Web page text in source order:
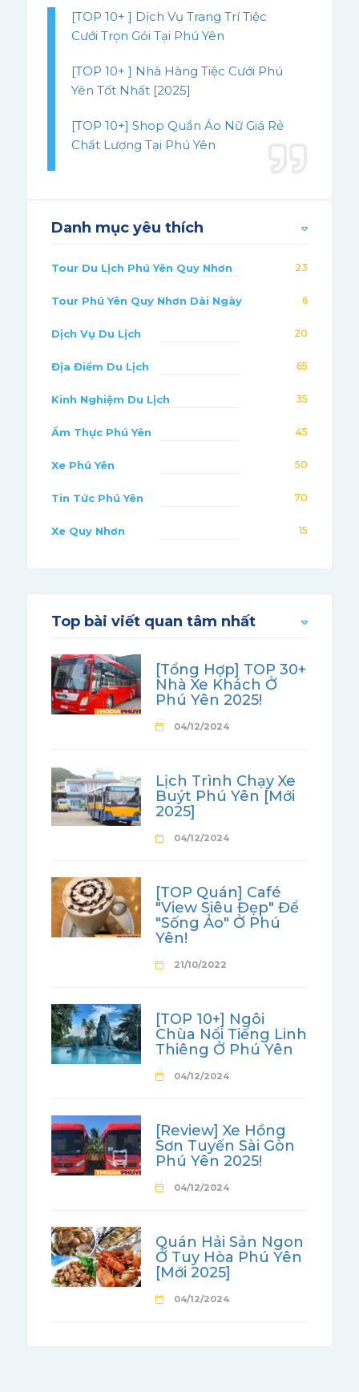
[TOP 10+ ] Dịch Vụ Trang Trí Tiệc
Cưới Trọn Gói Tại Phú Yên
[TOP 10+ ] Nhà Hàng Tiệc Cưới Phú
Yên Tốt Nhất [2025]
[TOP 10+] Shop Quần Áo Nữ Giá Rẻ
Chất Lượng Tại Phú Yên
Danh mục yêu thích
Tour Du Lịch Phú Yên Quy Nhơn 23
Tour Phú Yên Quy Nhơn Dài Ngày 6
Dịch Vụ Du Lịch 20
Địa Điểm Du Lịch 65
Kinh Nghiệm Du Lịch 35
Ẩm Thực Phú Yên 45
Xe Phú Yên 50
Tin Tức Phú Yên 70
Xe Quy Nhơn 15
Top bài viết quan tâm nhất
[Tổng Hợp] TOP 30+
Nhà Xe Khách Ở
Phú Yên 2025!
04/12/2024
Lịch Trình Chạy Xe
Buýt Phú Yên [Mới
2025]
04/12/2024
[TOP Quán] Café
"View Siêu Đẹp" Để
"Sống Ảo" Ở Phú
Yên!
21/10/2022
[TOP 10+] Ngôi
Chùa Nổi Tiếng Linh
Thiêng Ở Phú Yên
04/12/2024
[Review] Xe Hồng
Sơn Tuyến Sài Gòn
Phú Yên 2025!
04/12/2024
Quán Hải Sản Ngon
Ở Tuy Hòa Phú Yên
[Mới 2025]
04/12/2024